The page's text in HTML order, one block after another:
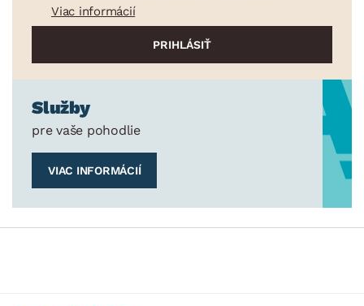
Dózy
Cukrárske potreby
Záhradné doplnky
Osvetlenie
Ukladanie a organizácia
Drobné bytové doplnky
Vianoce
Veľká noc
Viac informácií
Služby
pre vaše pohodlie
VIAC INFORMÁCIÍ